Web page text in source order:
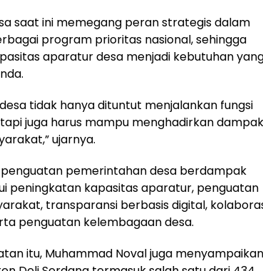
saat ini memegang peran strategis dalam
program prioritas nasional, sehingga
aparatur desa menjadi kebutuhan
tidak hanya dituntut menjalankan fungsi
juga harus mampu menghadirkan dampak
ujarnya.
penguatan pemerintahan desa berdampak
peningkatan kapasitas aparatur, penguatan
transparansi berbasis digital,
penguatan kelembagaan desa.
itu, Muhammad Noval juga menyampaikan